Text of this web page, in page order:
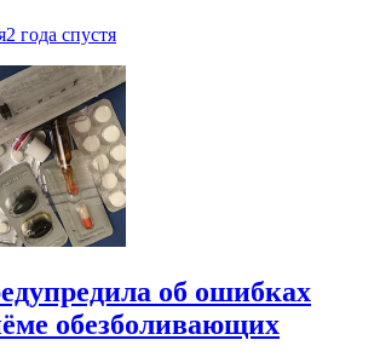
2 года спустя
об ошибках
обезболивающих